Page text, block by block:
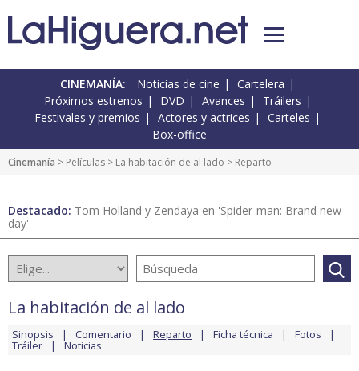
CINEMANÍA: Noticias de cine
Cartelera
Próximos estrenos
DVD Avances
Tráilers
Festivales y premios
Actores y actrices
Carteles
Box-office
Cinemanía > Películas > La habitación de al lado > Reparto
Destacado: Tom Holland y Zendaya en 'Spider-man: Brand new
day'
La habitación de al lado
Sinopsis Comentario Reparto Ficha técnica Fotos
Tráiler Noticias